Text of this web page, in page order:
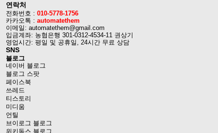
연락처
전화번호 : 010-5778-1756
카카오톡 : automatethem
이메일: automatethem@gmail.com
입금계좌: 농협은행 301-0312-4534-11 권상기
영업시간: 평일 및 공휴일, 24시간 무료 상담
SNS
블로그
네이버 블로그
블로그 스팟
페이스북
쓰레드
티스토리
미디움
언틸
브이로그 블로그
위키독스 블로그